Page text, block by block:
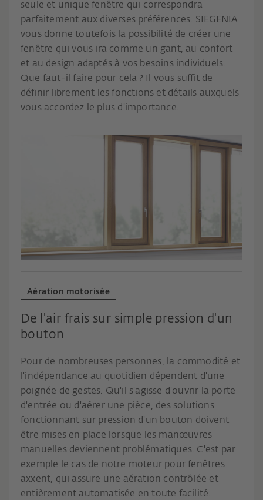
seule et unique fenêtre qui correspondra
parfaitement aux diverses préférences. SIEGENIA
vous donne toutefois la possibilité de créer une
fenêtre qui vous ira comme un gant, au confort
et au design adaptés à vos besoins individuels.
Que faut-il faire pour cela ? Il vous suffit de
définir librement les fonctions et détails auxquels
vous accordez le plus d'importance.
Aération motorisée
De l'air frais sur simple pression d'un
bouton
Pour de nombreuses personnes, la commodité et
l'indépendance au quotidien dépendent d'une
poignée de gestes. Qu'il s'agisse d'ouvrir la porte
d'entrée ou d'aérer une pièce, des solutions
fonctionnant sur pression d'un bouton doivent
être mises en place lorsque les manœuvres
manuelles deviennent problématiques. C'est par
exemple le cas de notre moteur pour fenêtres
axxent, qui assure une aération contrôlée et
entièrement automatisée en toute facilité.